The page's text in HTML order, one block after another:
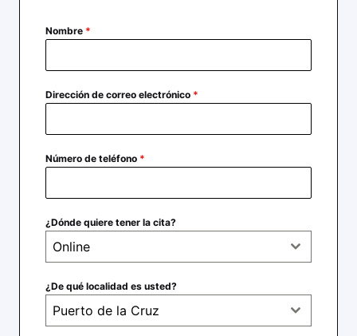
Nombre *
Dirección de correo electrónico *
Número de teléfono *
¿Dónde quiere tener la cita?
Online
¿De qué localidad es usted?
Puerto de la Cruz